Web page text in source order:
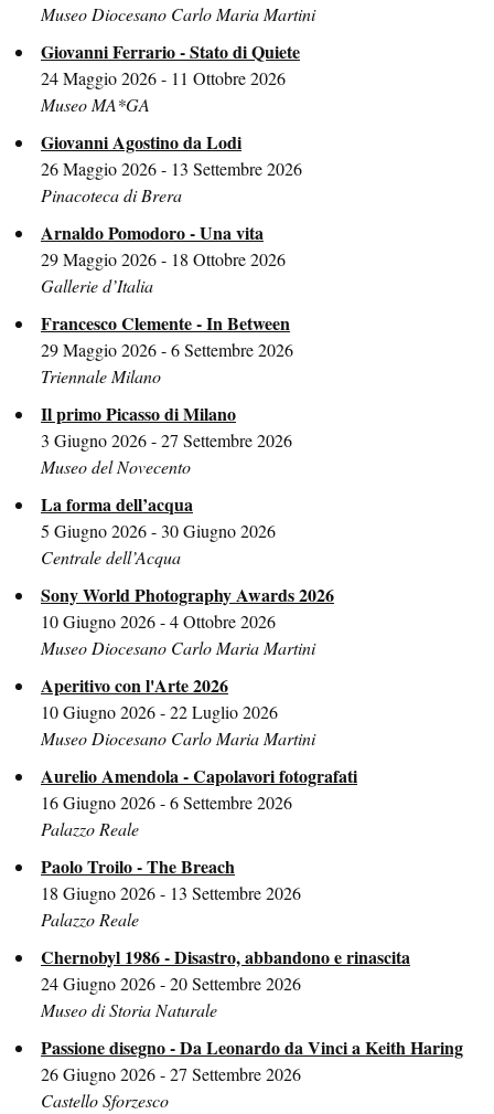
Museo Diocesano Carlo Maria Martini
Giovanni Ferrario - Stato di Quiete
24 Maggio 2026 - 11 Ottobre 2026
Museo MA*GA
Giovanni Agostino da Lodi
26 Maggio 2026 - 13 Settembre 2026
Pinacoteca di Brera
Arnaldo Pomodoro - Una vita
29 Maggio 2026 - 18 Ottobre 2026
Gallerie d’Italia
Francesco Clemente - In Between
29 Maggio 2026 - 6 Settembre 2026
Triennale Milano
Il primo Picasso di Milano
3 Giugno 2026 - 27 Settembre 2026
Museo del Novecento
La forma dell’acqua
5 Giugno 2026 - 30 Giugno 2026
Centrale dell’Acqua
Sony World Photography Awards 2026
10 Giugno 2026 - 4 Ottobre 2026
Museo Diocesano Carlo Maria Martini
Aperitivo con l'Arte 2026
10 Giugno 2026 - 22 Luglio 2026
Museo Diocesano Carlo Maria Martini
Aurelio Amendola - Capolavori fotografati
16 Giugno 2026 - 6 Settembre 2026
Palazzo Reale
Paolo Troilo - The Breach
18 Giugno 2026 - 13 Settembre 2026
Palazzo Reale
Chernobyl 1986 - Disastro, abbandono e rinascita
24 Giugno 2026 - 20 Settembre 2026
Museo di Storia Naturale
Passione disegno - Da Leonardo da Vinci a Keith Haring
26 Giugno 2026 - 27 Settembre 2026
Castello Sforzesco